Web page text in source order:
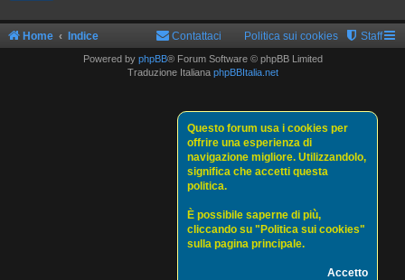
Questo forum usa i cookies per
offrire una esperienza di
navigazione migliore. Utilizzandolo,
significa che accetti questa
politica.
È possibile saperne di più,
cliccando su "Politica sui cookies"
sulla pagina principale.
Accetto
Home Indice Staff
Politica sui cookies
Contattaci
Powered by phpBB® Forum Software © phpBB Limited
Traduzione Italiana phpBBItalia.net